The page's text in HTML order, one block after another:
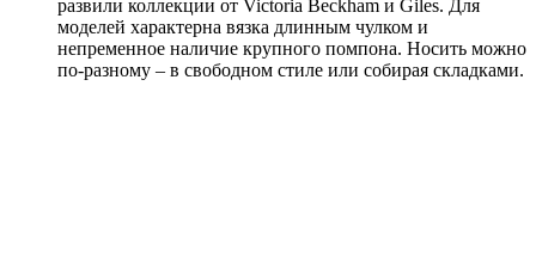
развили коллекции от Victoria Beckham и Giles. Для
моделей характерна вязка длинным чулком и
непременное наличие крупного помпона. Носить можно
по-разному – в свободном стиле или собирая складками.